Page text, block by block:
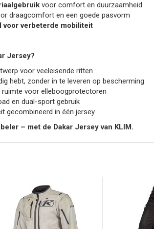
voor comfort en duurzaamheid
draagcomfort en een goede pasvorm
voor verbeterde mobiliteit
Jersey?
voor veeleisende ritten
hebt, zonder in te leveren op bescherming
ruimte voor elleboogprotectoren
en dual-sport gebruik
gecombineerd in één jersey
– met de Dakar Jersey van KLIM.